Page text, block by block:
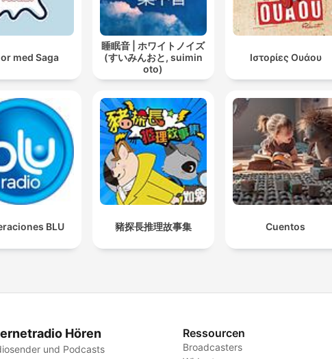
med Saga
睡眠音 | ホワイトノイズ
(すいみんおと, suimin
oto)
Ιστορίες Ουάου
BLU 豬探長推理故事集 Cuentos
Hören
und Podcasts
Ressourcen
Broadcasters